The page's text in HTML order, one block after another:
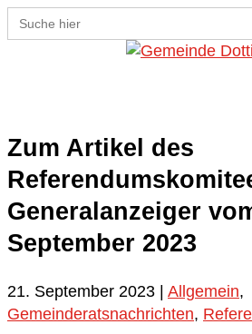
Search
for:
Zum Artikel des
Generalanzeiger
September 2023
21. September 2023 | Allgemein,
Gemeinderatsnachrichten,